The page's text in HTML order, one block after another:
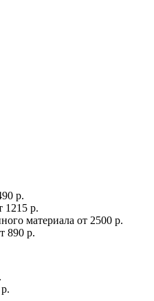
р.
1215 р.
материала от 2500 р.
890 р.